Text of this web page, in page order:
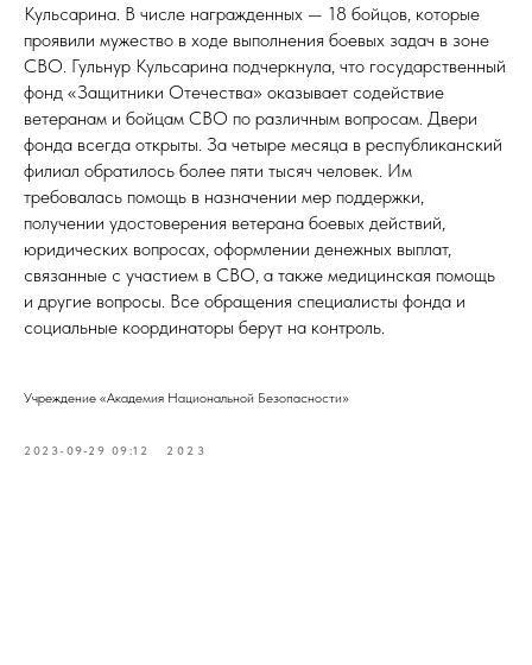
Кульсарина. В числе награжденных — 18 бойцов, которые
проявили мужество в ходе выполнения боевых задач в зоне
СВО. Гульнур Кульсарина подчеркнула, что государственный
фонд «Защитники Отечества» оказывает содействие
ветеранам и бойцам СВО по различным вопросам. Двери
фонда всегда открыты. За четыре месяца в республиканский
филиал обратилось более пяти тысяч человек. Им
требовалась помощь в назначении мер поддержки,
получении удостоверения ветерана боевых действий,
юридических вопросах, оформлении денежных выплат,
связанные с участием в СВО, а также медицинская помощь
и другие вопросы. Все обращения специалисты фонда и
социальные координаторы берут на контроль.
Учреждение «Академия Национальной Безопасности»
2023-09-29 09:12 2023